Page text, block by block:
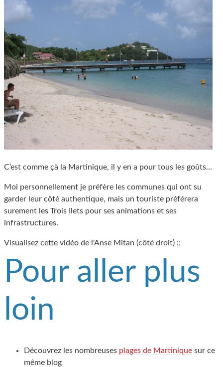
C’est comme çà la Martinique, il y en a pour tous les goûts…
Moi personnellement je préfère les communes qui ont su
garder leur côté authentique, mais un touriste préférera
surement les Trois Ilets pour ses animations et ses
infrastructures.
Visualisez cette vidéo de l'Anse Mitan (côté droit) :;
Pour aller plus
loin
Découvrez les nombreuses plages de Martinique sur ce
même blog